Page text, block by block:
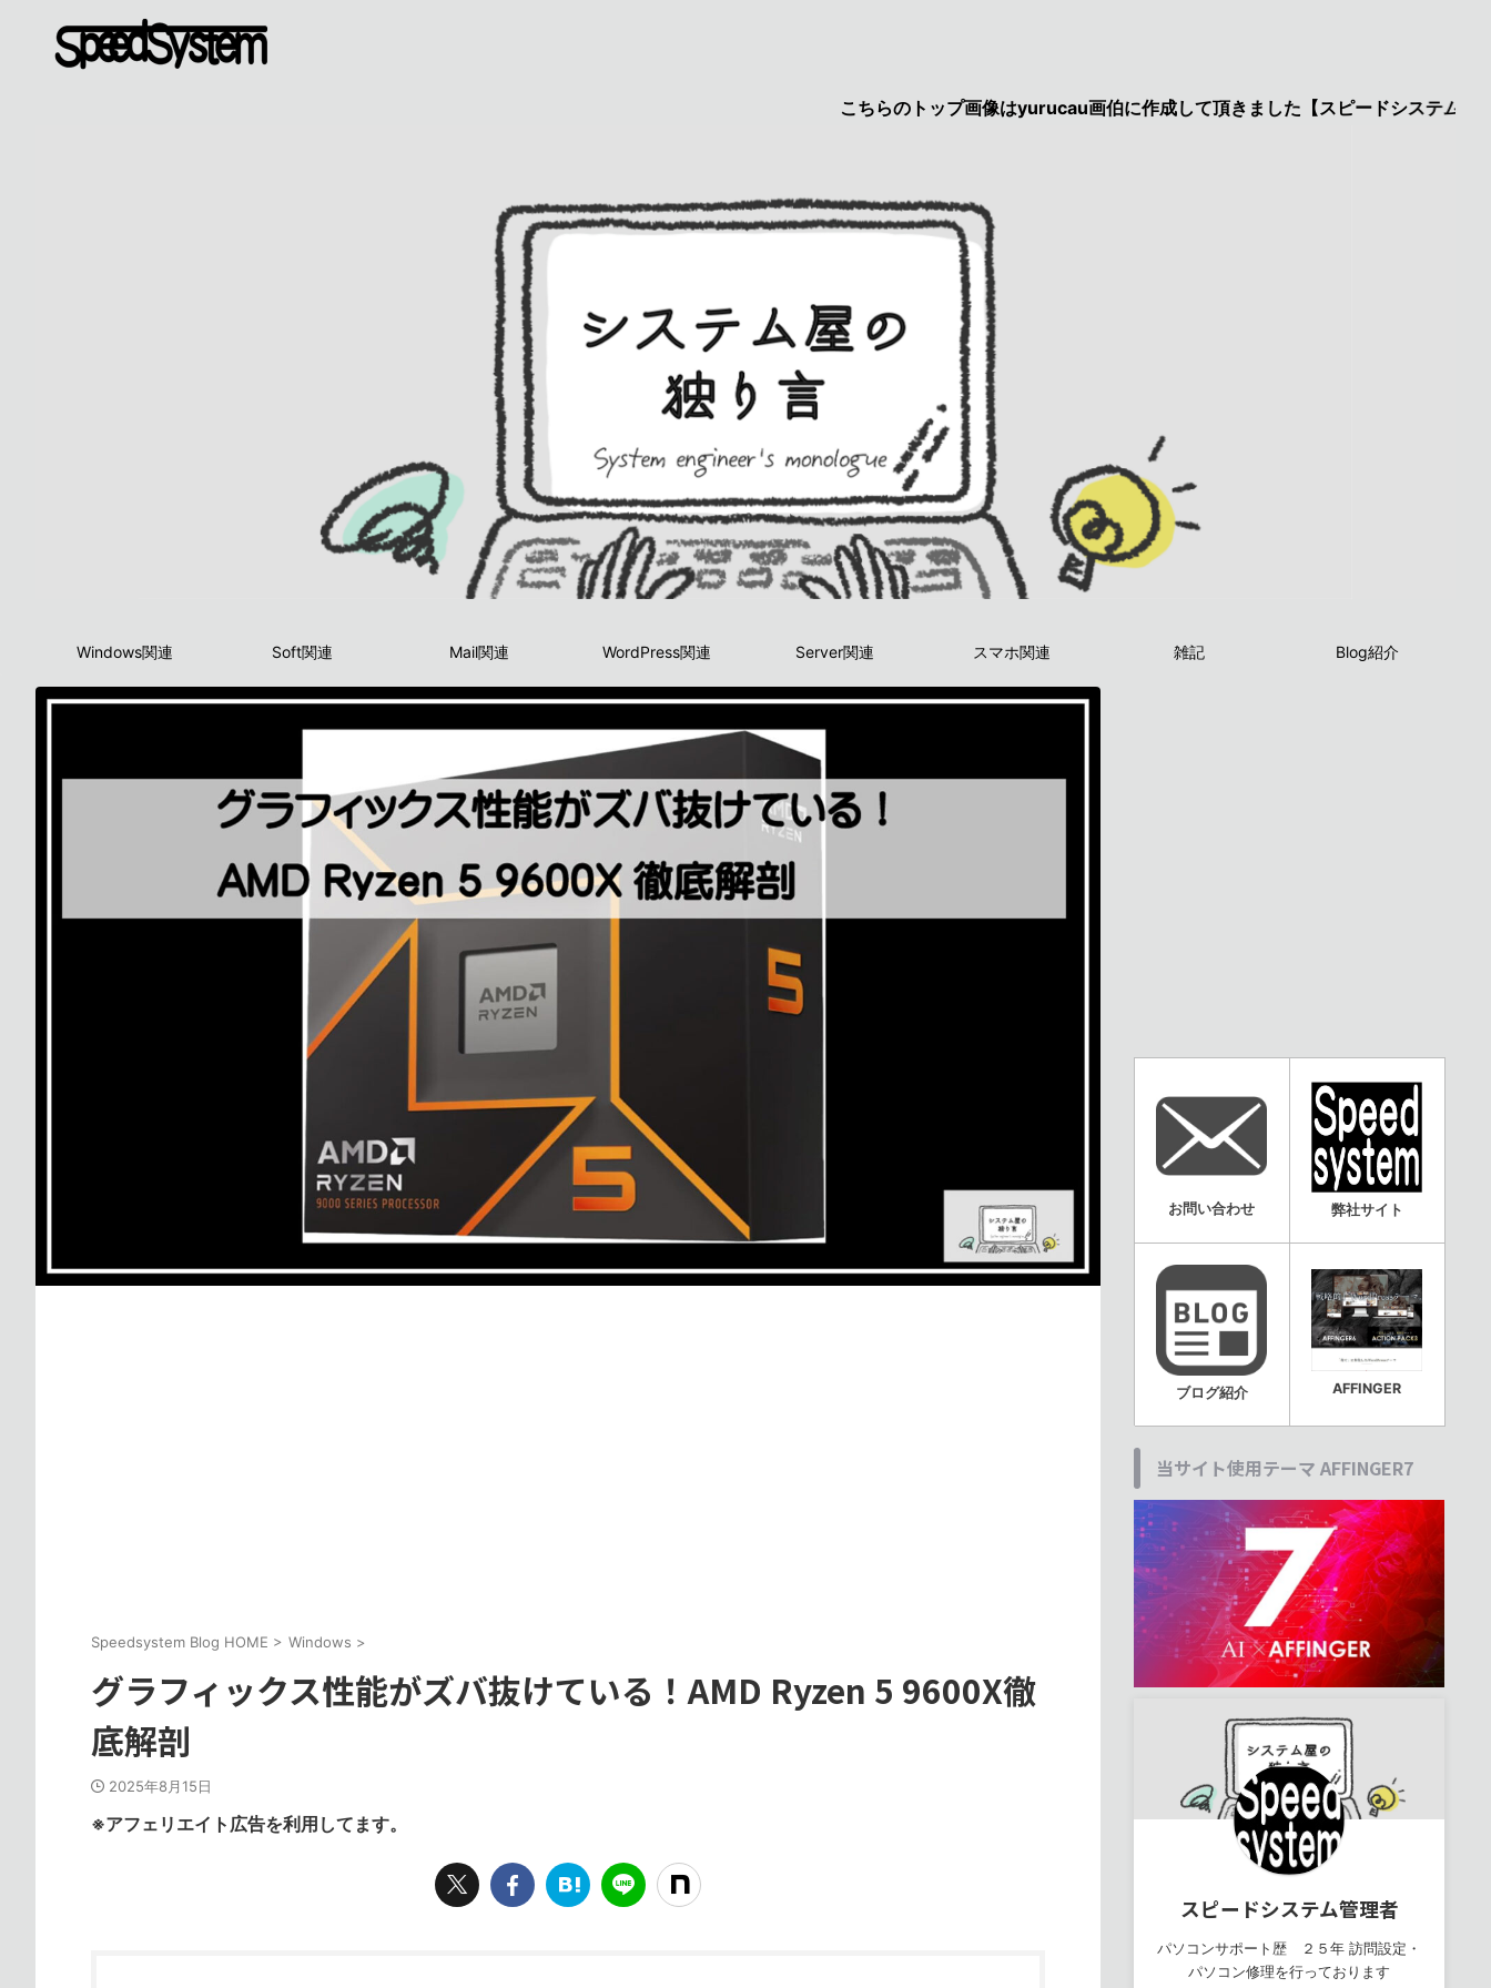
こちらのトップ画像はyurucau画伯に作成して頂きました【スピードシステムのページを見
Windows関連 Soft関連 Mail関連 WordPress関連 Server関連 スマホ関連 雑記 Blog紹介
Speedsystem Blog HOME > Windows >
グラフィックス性能がズバ抜けている！AMD Ryzen 5 9600X徹
底解剖
2025年8月15日
※アフェリエイト広告を利用してます。
お問い合わせ 弊社サイト
ブログ紹介 AFFINGER
当サイト使用テーマ AFFINGER7
スピードシステム管理者
パソコンサポート歴 ２５年 訪問設定・
パソコン修理を行っております